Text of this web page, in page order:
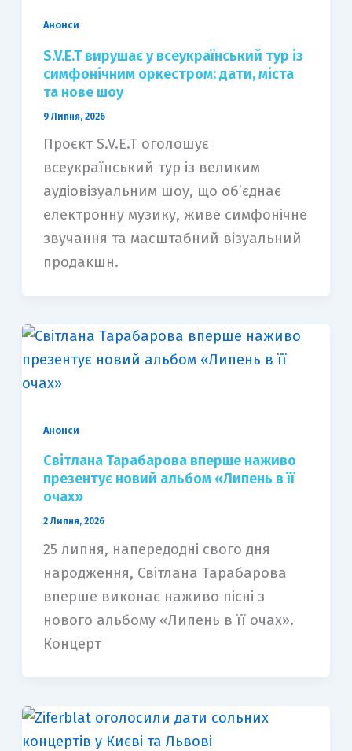
Анонси
S.V.E.T вирушає у всеукраїнський тур із
симфонічним оркестром: дати, міста
та нове шоу
9 Липня, 2026
Проєкт S.V.E.T оголошує
всеукраїнський тур із великим
аудіовізуальним шоу, що об’єднає
електронну музику, живе симфонічне
звучання та масштабний візуальний
продакшн.
Анонси
Світлана Тарабарова вперше наживо
презентує новий альбом «Липень в її
очах»
2 Липня, 2026
25 липня, напередодні свого дня
народження, Світлана Тарабарова
вперше виконає наживо пісні з
нового альбому «Липень в її очах».
Концерт